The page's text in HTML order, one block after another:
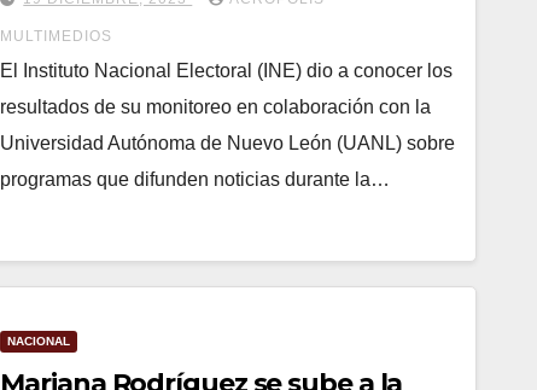
MULTIMEDIOS
El Instituto Nacional Electoral (INE) dio a conocer los
resultados de su monitoreo en colaboración con la
Universidad Autónoma de Nuevo León (UANL) sobre
programas que difunden noticias durante la…
NACIONAL
Mariana Rodríguez se sube a la